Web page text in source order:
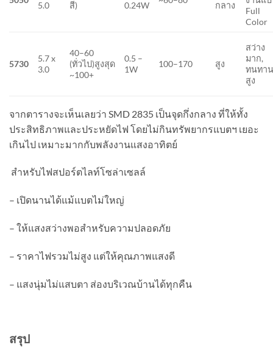
5.0 สี) 0.24W กลาง
Full
Color
5730
5.7 x
3.0
40–60
(ทั่วไป)สูงสุด
~100+
0.5 –
1W
100–170 สูง
สว่าง
มาก,
ทนทา
สูง
จากตารางจะเห็นเลยว่า SMD 2835 เป็นจุดกึ่งกลาง ที่ให้ทั้ง
ประสิทธิภาพและประหยัดไฟ โดยไม่กินทรัพยากรแบตฯ เยอะ
เกินไป เหมาะมากกับพลังงานแสงอาทิตย์
สำหรับไฟสปอร์ตไลท์โซล่าเซลล์
– เปิดนานได้แม้แบตไม่ใหญ่
– ให้แสงสว่างพอสำหรับความปลอดภัย
– ราคาไฟรวมไม่สูง แต่ให้คุณภาพแสงดี
– แสงนุ่มไม่แสบตา ส่องบริเวณบ้านได้ทุกคืน
สรุป